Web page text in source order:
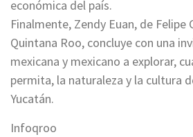
económica del país.
Finalmente, Zendy Euan, de Felipe
Quintana Roo, concluye con una
mexicana y mexicano a explorar,
permita, la naturaleza y la cultura
Yucatán.
Infoqroo